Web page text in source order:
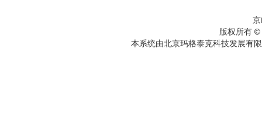
京
版权所有 ©
本系统由北京玛格泰克科技发展有